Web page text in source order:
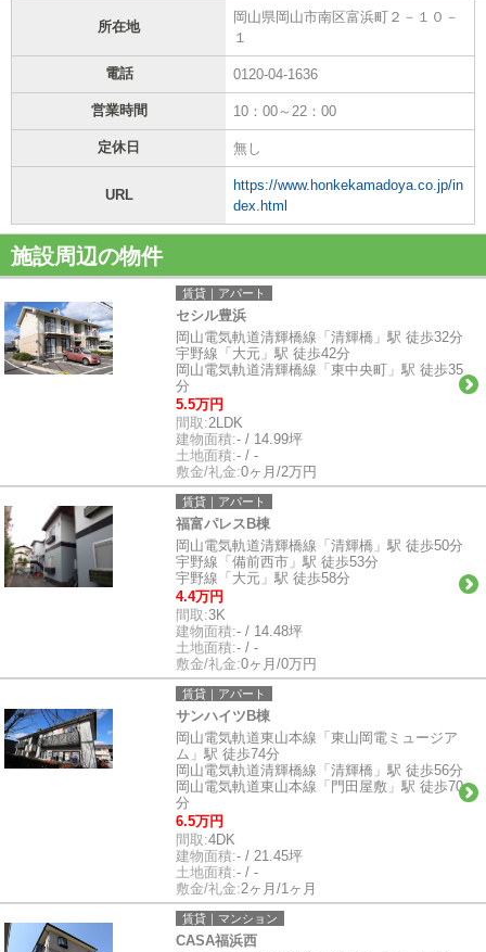
所在地
岡山県岡山市南区富浜町２－１０－
１
電話 0120-04-1636
営業時間 10：00～22：00
定休日 無し
URL
https://www.honkekamadoya.co.jp/in
dex.html
施設周辺の物件
賃貸｜アパート
セシル豊浜
岡山電気軌道清輝橋線「清輝橋」駅 徒歩32分
宇野線「大元」駅 徒歩42分
岡山電気軌道清輝橋線「東中央町」駅 徒歩35
分
5.5万円
間取:2LDK
建物面積:- / 14.99坪
土地面積:- / -
敷金/礼金:0ヶ月/2万円
賃貸｜アパート
福富パレスB棟
岡山電気軌道清輝橋線「清輝橋」駅 徒歩50分
宇野線「備前西市」駅 徒歩53分
宇野線「大元」駅 徒歩58分
4.4万円
間取:3K
建物面積:- / 14.48坪
土地面積:- / -
敷金/礼金:0ヶ月/0万円
賃貸｜アパート
サンハイツB棟
岡山電気軌道東山本線「東山岡電ミュージア
ム」駅 徒歩74分
岡山電気軌道清輝橋線「清輝橋」駅 徒歩56分
岡山電気軌道東山本線「門田屋敷」駅 徒歩70
分
6.5万円
間取:4DK
建物面積:- / 21.45坪
土地面積:- / -
敷金/礼金:2ヶ月/1ヶ月
賃貸｜マンション
CASA福浜西